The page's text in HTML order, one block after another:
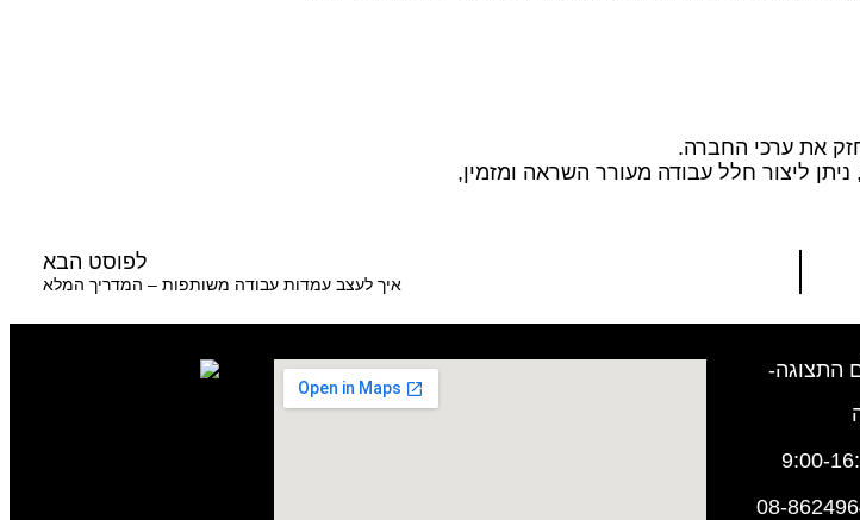
את ערכי החברה.
ליצור חלל עבודה מעורר השראה ומזמין,
לפוסט הבא
איך לעצב עמדות עבודה משותפות – המדריך המלא
התצוגה-